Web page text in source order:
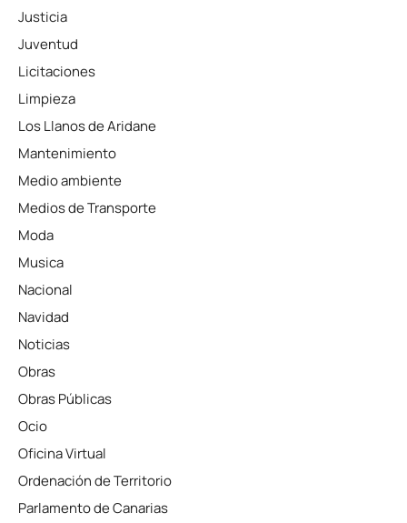
Justicia
Juventud
Licitaciones
Limpieza
Los Llanos de Aridane
Mantenimiento
Medio ambiente
Medios de Transporte
Moda
Musica
Nacional
Navidad
Noticias
Obras
Obras Públicas
Ocio
Oficina Virtual
Ordenación de Territorio
Parlamento de Canarias